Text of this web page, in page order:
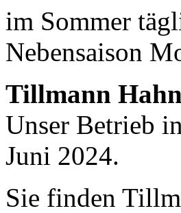
Modernes Kochen
Regionalität, Frische
Wirtschaftlichkeit.
im Sommer
Nebensaison
Tillmann
Unser Betrieb
Juni 2024.
Sie finden